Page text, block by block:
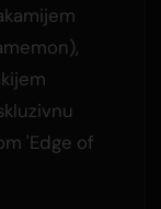
'Edge of